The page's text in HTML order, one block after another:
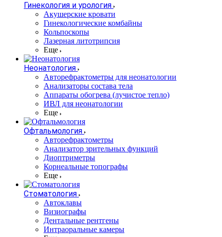
Гинекология и урология
Акушерские кровати
Гинекологические комбайны
Кольпоскопы
Лазерная литотрипсия
Еще
Неонатология
Авторефрактометры для неонатологии
Анализаторы состава тела
Аппараты обогрева (лучистое тепло)
ИВЛ для неонатологии
Еще
Офтальмология
Авторефрактометры
Анализатор зрительных функций
Диоптриметры
Корнеальные топографы
Еще
Стоматология
Автоклавы
Визиографы
Дентальные рентгены
Интраоральные камеры